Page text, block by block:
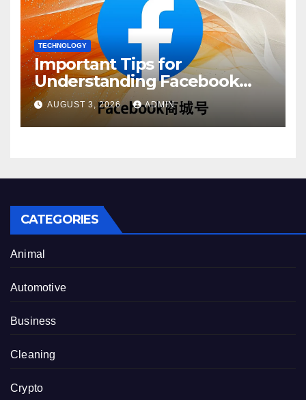
TECHNOLOGY
Important Tips for
Understanding Facebook
Account Purchase Options
AUGUST 3, 2026 ADMIN
CATEGORIES
Animal
Automotive
Business
Cleaning
Crypto